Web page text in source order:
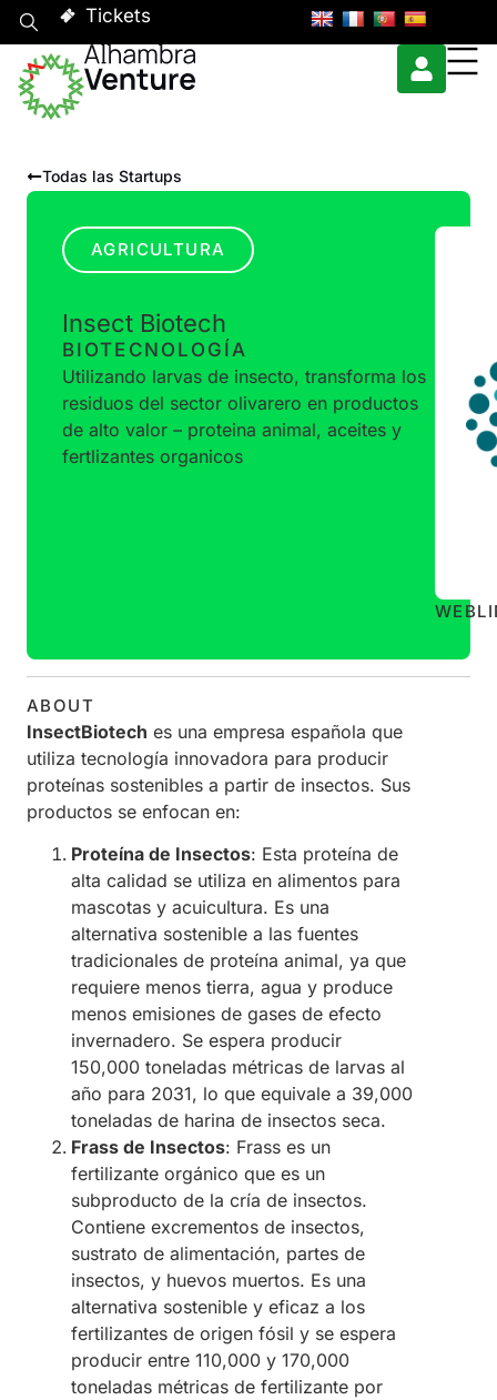
Tickets
Todas las Startups
AGRICULTURA
Insect Biotech
BIOTECNOLOGÍA
Utilizando larvas de insecto, transforma los
residuos del sector olivarero en productos
de alto valor – proteina animal, aceites y
fertlizantes organicos
WEB
ABOUT
InsectBiotech es una empresa española que
utiliza tecnología innovadora para producir
proteínas sostenibles a partir de insectos. Sus
productos se enfocan en:
Proteína de Insectos: Esta proteína de
alta calidad se utiliza en alimentos para
mascotas y acuicultura. Es una
alternativa sostenible a las fuentes
tradicionales de proteína animal, ya que
requiere menos tierra, agua y produce
menos emisiones de gases de efecto
invernadero. Se espera producir
150,000 toneladas métricas de larvas al
año para 2031, lo que equivale a 39,000
toneladas de harina de insectos seca.
Frass de Insectos: Frass es un
fertilizante orgánico que es un
subproducto de la cría de insectos.
Contiene excrementos de insectos,
sustrato de alimentación, partes de
insectos, y huevos muertos. Es una
alternativa sostenible y eficaz a los
fertilizantes de origen fósil y se espera
producir entre 110,000 y 170,000
toneladas métricas de fertilizante por